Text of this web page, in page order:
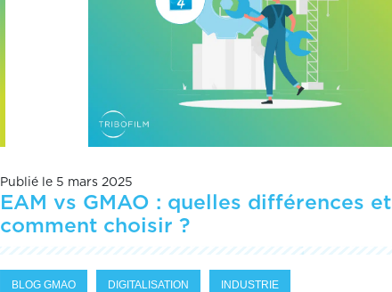
Publié le 5 mars 2025
EAM vs GMAO : quelles différences et
comment choisir ?
BLOG GMAO DIGITALISATION INDUSTRIE